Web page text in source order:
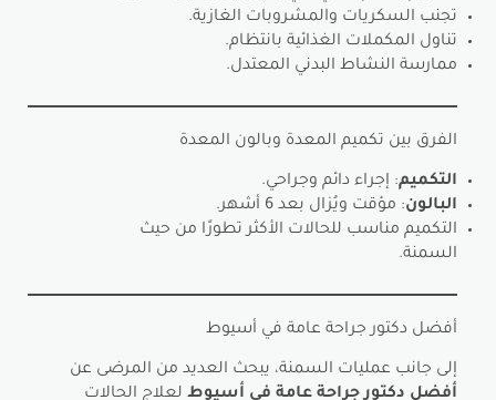
تجنب السكريات والمشروبات الغازية.
تناول المكملات الغذائية بانتظام.
ممارسة النشاط البدني المعتدل.
الفرق بين تكميم المعدة وبالون المعدة
التكميم: إجراء دائم وجراحي.
البالون: مؤقت ويُزال بعد 6 أشهر.
التكميم مناسب للحالات الأكثر تطورًا من حيث
السمنة.
أفضل دكتور جراحة عامة في أسيوط
إلى جانب عمليات السمنة، يبحث العديد من المرضى عن
أفضل دكتور جراحة عامة في أسيوط لعلاج الحالات